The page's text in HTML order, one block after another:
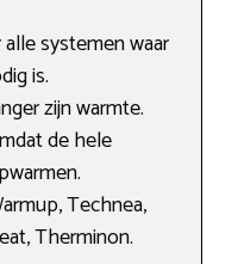
systemen waar
is.
zijn warmte.
de hele
Technea,
Therminon.